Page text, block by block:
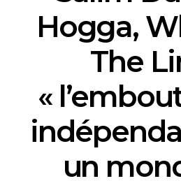
Hogga,
The
«
un